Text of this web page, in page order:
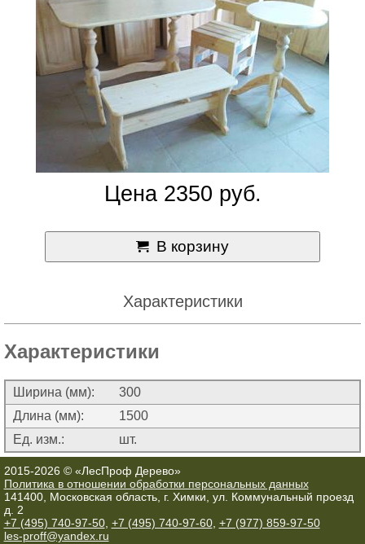
Цена 2350 руб.
В корзину
Характеристики
Характеристики
Ширина (мм):
300
Длина (мм):
1500
Ед. изм.:
шт.
2015-2026 © «ЛесПроф Дерево»
Политика в отношении обработки персональных данных
141400, Московская область, г. Химки, ул. Коммунальный проезд
д. 2
+7 (495) 740-97-50, +7 (495) 740-97-60, +7 (977) 859-97-50
les-proff@yandex.ru